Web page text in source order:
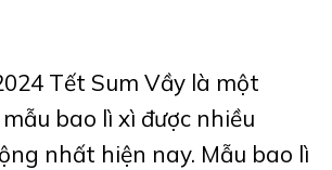
Tết Sum Vầy là một
bao lì xì được nhiều
nhất hiện nay. Mẫu bao lì